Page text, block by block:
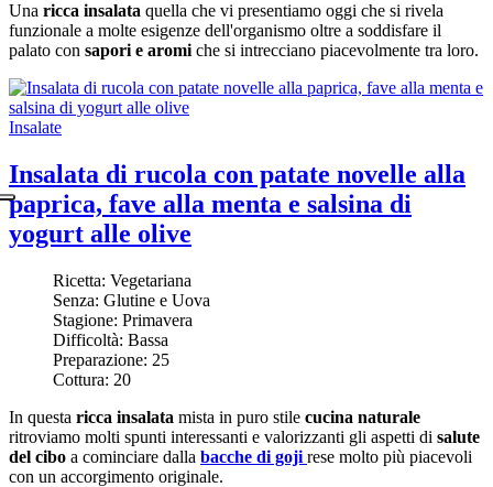
Una ricca insalata quella che vi presentiamo oggi che si rivela
funzionale a molte esigenze dell'organismo oltre a soddisfare il
palato con sapori e aromi che si intrecciano piacevolmente tra loro.
Insalate
Insalata di rucola con patate novelle alla
paprica, fave alla menta e salsina di
yogurt alle olive
Ricetta: Vegetariana
Senza: Glutine e Uova
Stagione: Primavera
Difficoltà: Bassa
Preparazione: 25
Cottura: 20
In questa ricca insalata mista in puro stile cucina naturale
ritroviamo molti spunti interessanti e valorizzanti gli aspetti di salute
del cibo a cominciare dalla bacche di goji rese molto più piacevoli
con un accorgimento originale.